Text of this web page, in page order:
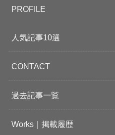
PROFILE
人気記事10選
CONTACT
過去記事一覧
Works｜掲載履歴